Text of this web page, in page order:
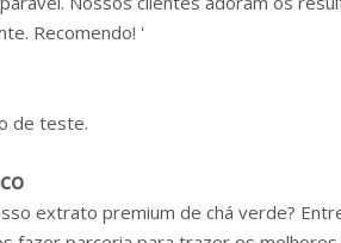
Recomendo! '
de teste.
extrato premium de chá verde?